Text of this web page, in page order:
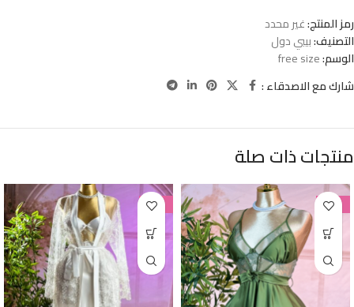
رمز المنتج:غير محدد
التصنيف:بيبي دول
الوسم:free size
شارك مع الاصدقاء :
منتجات ذات صلة
-38%
-38%